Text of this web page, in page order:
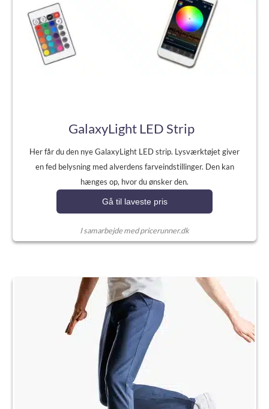
GalaxyLight LED Strip
Her får du den nye GalaxyLight LED strip. Lysværktøjet giver
en fed belysning med alverdens farveindstillinger. Den kan
hænges op, hvor du ønsker den.
Gå til laveste pris
I samarbejde med pricerunner.dk